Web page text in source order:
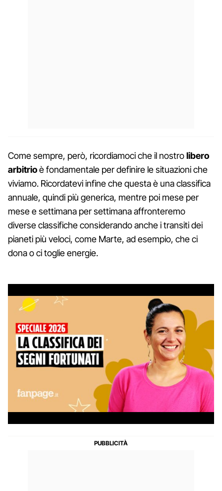
Come sempre, però, ricordiamoci che il nostrolibero
arbitrioè fondamentale per definire le situazioni che
viviamo. Ricordatevi infine che questa è una classifica
annuale, quindi più generica, mentre poi mese per
mese e settimana per settimana affronteremo
diverse classifiche considerando anche i transiti dei
pianeti più veloci, come Marte, ad esempio, che ci
dona o ci toglie energie.